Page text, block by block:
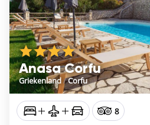
Anasa Corfu
Griekenland/Corfu
8